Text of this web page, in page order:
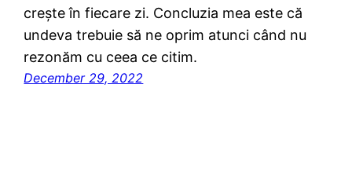
crește în fiecare zi. Concluzia mea este că
undeva trebuie să ne oprim atunci când nu
rezonăm cu ceea ce citim.
December 29, 2022